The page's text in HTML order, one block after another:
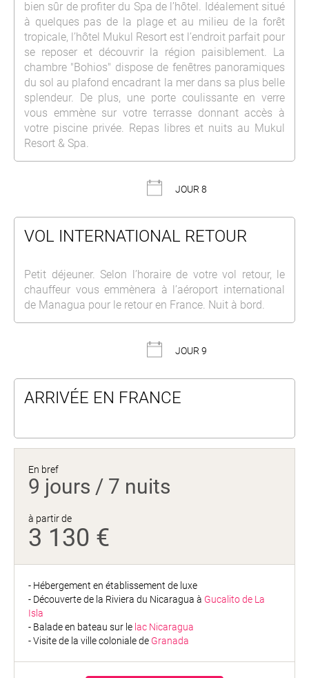
bien sûr de profiter du Spa de l’hôtel. Idéalement situé
à quelques pas de la plage et au milieu de la forêt
tropicale, l’hôtel Mukul Resort est l’endroit parfait pour
se reposer et découvrir la région paisiblement. La
chambre "Bohios" dispose de fenêtres panoramiques
du sol au plafond encadrant la mer dans sa plus belle
splendeur. De plus, une porte coulissante en verre
vous emmène sur votre terrasse donnant accès à
votre piscine privée. Repas libres et nuits au Mukul
Resort & Spa.
JOUR 8
VOL INTERNATIONAL RETOUR
Petit déjeuner. Selon l’horaire de votre vol retour, le
chauffeur vous emmènera à l’aéroport international
de Managua pour le retour en France. Nuit à bord.
JOUR 9
ARRIVÉE EN FRANCE
En bref
9 jours / 7 nuits
à partir de
3 130 €
- Hébergement en établissement de luxe
- Découverte de la Riviera du Nicaragua à Gucalito de La
Isla
- Balade en bateau sur le lac Nicaragua
- Visite de la ville coloniale de Granada